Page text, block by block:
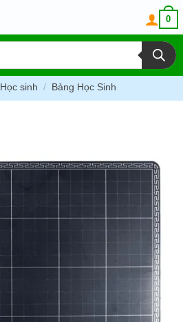
0
Học sinh / Bảng Học Sinh